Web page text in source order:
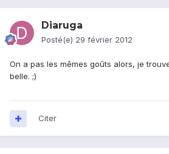
Diaruga
Posté(e) 29 février 2012
On a pas les mêmes goûts alors, je
belle. ;)
Citer